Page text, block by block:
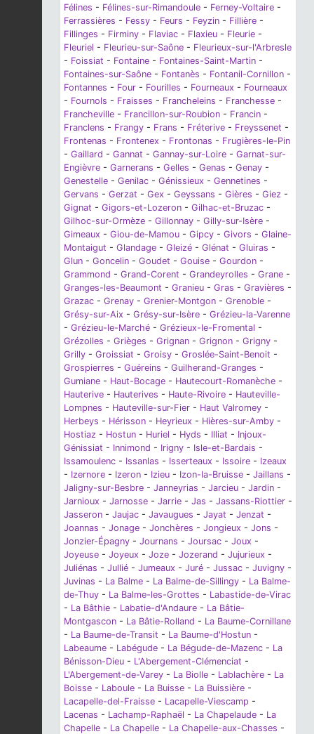
Félines - Félines-sur-Rimandoule - Ferney-Voltaire -
Ferrassières - Fessy - Feurs - Feyzin - Fillière -
Fillinges - Firminy - Flaviac - Flaxieu - Fleurie -
Fleuriel - Fleurieu-sur-Saône - Fleurieux-sur-l'Arbresle
- Foissiat - Fontaine - Fontaines-Saint-Martin -
Fontaines-sur-Saône - Fontanès - Fontanil-Cornillon -
Fontannes - Four - Fourilles - Fourneaux - Fourneaux
- Fournols - Fraisses - Francheleins - Franchesse -
Francheville - Francillon-sur-Roubion - Francin -
Franclens - Frangy - Frans - Fréterive - Freyssenet -
Frontenas - Frontenex - Frontonas - Frugières-le-Pin
- Gaillard - Gannat - Gannay-sur-Loire - Garnat-sur-
Engièvre - Garnerans - Gelles - Genas - Genay -
Genestelle - Genilac - Génissieux - Gennetines -
Gervans - Gerzat - Gex - Geyssans - Gières - Giez -
Gignat - Gigors-et-Lozeron - Gilhac-et-Bruzac -
Gilhoc-sur-Ormèze - Gillonnay - Gilly-sur-Isère -
Gimeaux - Giou-de-Mamou - Gipcy - Givors - Glaine-
Montaigut - Glandage - Gleizé - Glénat - Gluiras -
Glun - Goncelin - Goudet - Gouise - Gourdon -
Grammond - Grand-Corent - Grandeyrolles - Grane -
Granges-les-Beaumont - Granieu - Gras - Gravières -
Grazac - Grenay - Grenier-Montgon - Grenoble -
Grésy-sur-Aix - Grésy-sur-Isère - Grézieu-la-Varenne
- Grézieu-le-Marché - Grézieux-le-Fromental -
Grézolles - Grièges - Grignan - Grignon - Grigny -
Grilly - Groissiat - Groisy - Groslée-Saint-Benoit -
Grospierres - Guéreins - Guilherand-Granges -
Gumiane - Haut-Bocage - Hautecourt-Romanèche -
Hauterive - Hauterives - Haute-Rivoire - Hauteville-
Lompnes - Hauteville-sur-Fier - Haut Valromey -
Herbeys - Hérisson - Heyrieux - Hières-sur-Amby -
Hostiaz - Hostun - Huriel - Hyds - Illiat - Injoux-
Génissiat - Innimond - Irigny - Isle-et-Bardais -
Issamoulenc - Issanlas - Isserteaux - Issoire - Izeaux
- Izernore - Izeron - Izieu - Izon-la-Bruisse - Jaillans -
Jaligny-sur-Besbre - Janneyrias - Jarcieu - Jardin -
Jarnioux - Jarnosse - Jarrie - Jas - Jassans-Riottier -
Jasseron - Jaujac - Javaugues - Jayat - Jenzat -
Joannas - Jonage - Jonchères - Jongieux - Jons -
Jonzier-Épagny - Journans - Joursac - Joux -
Joyeuse - Joyeux - Joze - Jozerand - Jujurieux -
Juliénas - Jullié - Jumeaux - Juré - Jussac - Juvigny -
Juvinas - La Balme - La Balme-de-Sillingy - La Balme-
de-Thuy - La Balme-les-Grottes - Labastide-de-Virac
- La Bâthie - Labatie-d'Andaure - La Bâtie-
Montgascon - La Bâtie-Rolland - La Baume-Cornillane
- La Baume-de-Transit - La Baume-d'Hostun -
Labeaume - Labégude - La Bégude-de-Mazenc - La
Bénisson-Dieu - L'Abergement-Clémenciat -
L'Abergement-de-Varey - La Biolle - Lablachère - La
Boisse - Laboule - La Buisse - La Buissière -
Lacapelle-del-Fraisse - Lacapelle-Viescamp -
Lacenas - Lachamp-Raphaël - La Chapelaude - La
Chapelle - La Chapelle - La Chapelle-aux-Chasses -